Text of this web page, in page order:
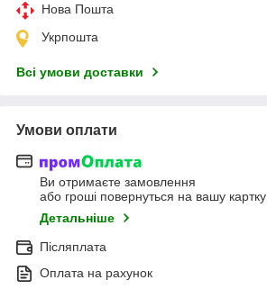
Нова Пошта
Укрпошта
Всі умови доставки
Умови оплати
Ви отримаєте замовлення
або гроші повернуться на вашу картку
Детальніше
Післяплата
Оплата на рахунок